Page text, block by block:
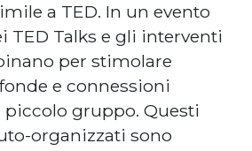
a TED. In un evento
TED Talks e gli interventi
per stimolare
e connessioni
piccolo gruppo. Questi
organizzati sono